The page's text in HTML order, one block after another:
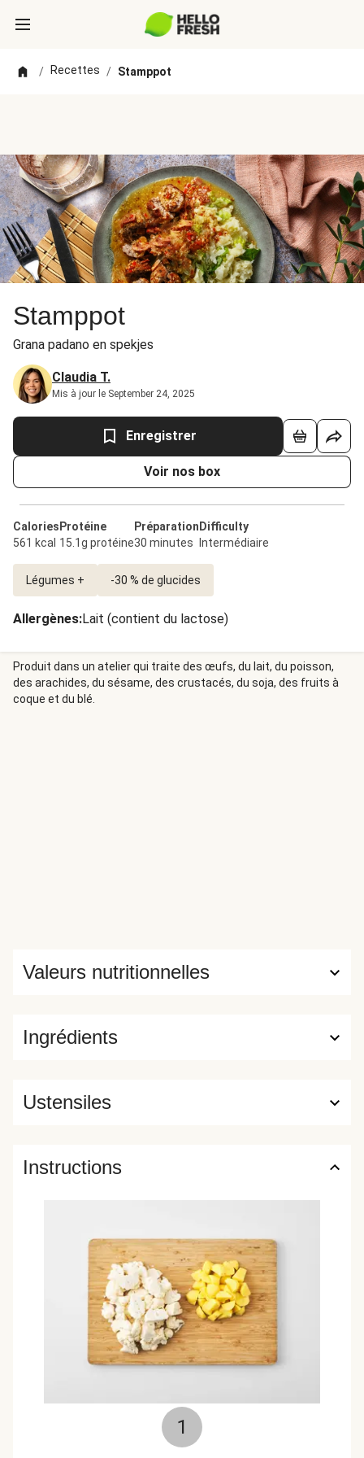
/ Recettes / Stamppot
Stamppot
Grana padano en spekjes
Claudia T.
Mis à jour le September 24, 2025
Enregistrer
Voir nos box
Calories
561 kcal
Protéine
15.1g protéine
Préparation
30 minutes
Difficulty
Intermédiaire
Légumes + -30 % de glucides
Allergènes:Lait (contient du lactose)
Produit dans un atelier qui traite des œufs, du lait, du poisson,
des arachides, du sésame, des crustacés, du soja, des fruits à
coque et du blé.
Ingrédients
Valeurs nutritionnelles
Ustensiles
Instructions
1